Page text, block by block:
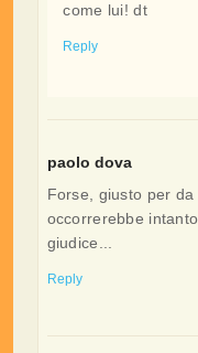
come lui! dt
Reply
paolo dova
Forse, giusto per
occorrerebbe
giudice...
Reply